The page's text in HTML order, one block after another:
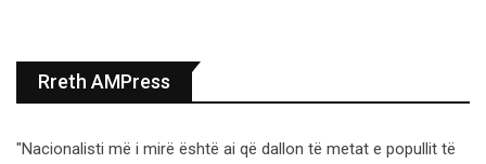
Rreth AMPress
"Nacionalisti më i mirë është ai që dallon të metat e popullit të